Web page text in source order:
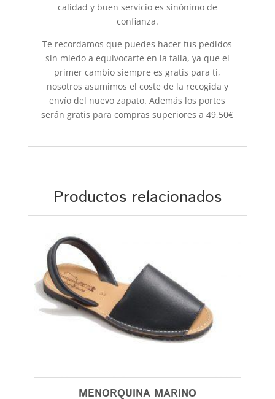
calidad y buen servicio es sinónimo de
confianza.
Te recordamos que puedes hacer tus pedidos
sin miedo a equivocarte en la talla, ya que el
primer cambio siempre es gratis para ti,
nosotros asumimos el coste de la recogida y
envío del nuevo zapato. Además los portes
serán gratis para compras superiores a 49,50€
Productos relacionados
MENORQUINA MARINO